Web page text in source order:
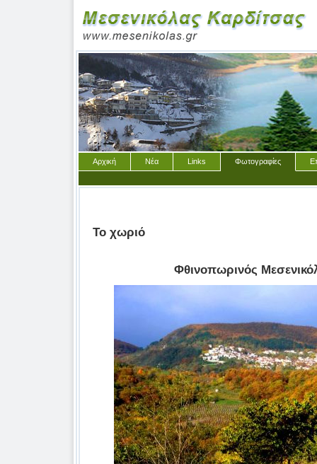
Αρχική Νέα Links Φωτογραφίες
Το χωριό
Φθινοπωρινός